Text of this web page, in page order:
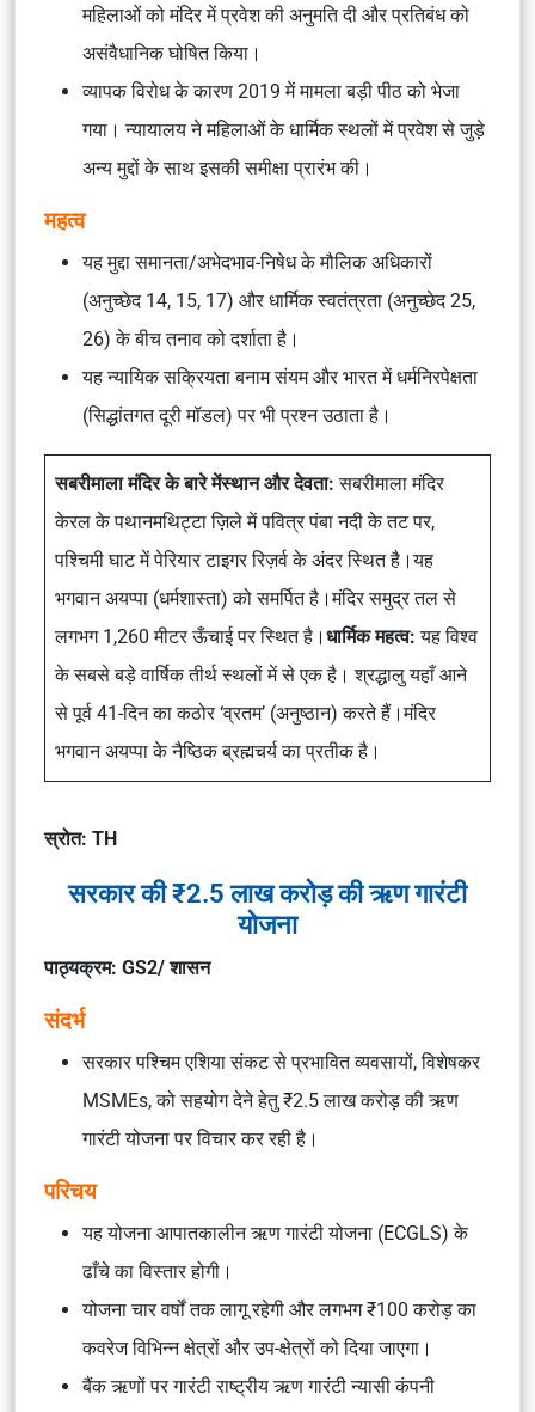
महिलाओं को मंदिर में प्रवेश की अनुमति दी और प्रतिबंध को
असंवैधानिक घोषित किया।
व्यापक विरोध के कारण 2019 में मामला बड़ी पीठ को भेजा
गया। न्यायालय ने महिलाओं के धार्मिक स्थलों में प्रवेश से जुड़े
अन्य मुद्दों के साथ इसकी समीक्षा प्रारंभ की।
महत्व
यह मुद्दा समानता/अभेदभाव-निषेध के मौलिक अधिकारों
(अनुच्छेद 14, 15, 17) और धार्मिक स्वतंत्रता (अनुच्छेद 25,
26) के बीच तनाव को दर्शाता है।
यह न्यायिक सक्रियता बनाम संयम और भारत में धर्मनिरपेक्षता
(सिद्धांतगत दूरी मॉडल) पर भी प्रश्न उठाता है।
सबरीमाला मंदिर के बारे मेंस्थान और देवता: सबरीमाला मंदिर
केरल के पथानमथिट्टा ज़िले में पवित्र पंबा नदी के तट पर,
पश्चिमी घाट में पेरियार टाइगर रिज़र्व के अंदर स्थित है।यह
भगवान अयप्पा (धर्मशास्ता) को समर्पित है।मंदिर समुद्र तल से
लगभग 1,260 मीटर ऊँचाई पर स्थित है। धार्मिक महत्व: यह विश्व
के सबसे बड़े वार्षिक तीर्थ स्थलों में से एक है। श्रद्धालु यहाँ आने
से पूर्व 41-दिन का कठोर ‘व्रतम’ (अनुष्ठान) करते हैं।मंदिर
भगवान अयप्पा के नैष्ठिक ब्रह्मचर्य का प्रतीक है।
स्रोत: TH
सरकार की ₹2.5 लाख करोड़ की ऋण गारंटी
योजना
पाठ्यक्रम: GS2/ शासन
संदर्भ
सरकार पश्चिम एशिया संकट से प्रभावित व्यवसायों, विशेषकर
MSMEs, को सहयोग देने हेतु ₹2.5 लाख करोड़ की ऋण
गारंटी योजना पर विचार कर रही है।
परिचय
यह योजना आपातकालीन ऋण गारंटी योजना (ECGLS) के
ढाँचे का विस्तार होगी।
योजना चार वर्षों तक लागू रहेगी और लगभग ₹100 करोड़ का
कवरेज विभिन्न क्षेत्रों और उप-क्षेत्रों को दिया जाएगा।
बैंक ऋणों पर गारंटी राष्ट्रीय ऋण गारंटी न्यासी कंपनी